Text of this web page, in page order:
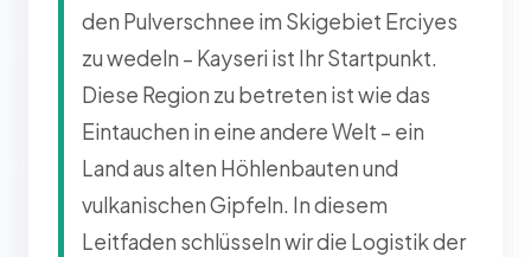
den Pulverschnee im Skigebiet Erciyes
zu wedeln – Kayseri ist Ihr Startpunkt.
Diese Region zu betreten ist wie das
Eintauchen in eine andere Welt – ein
Land aus alten Höhlenbauten und
vulkanischen Gipfeln. In diesem
Leitfaden schlüsseln wir die Logistik der